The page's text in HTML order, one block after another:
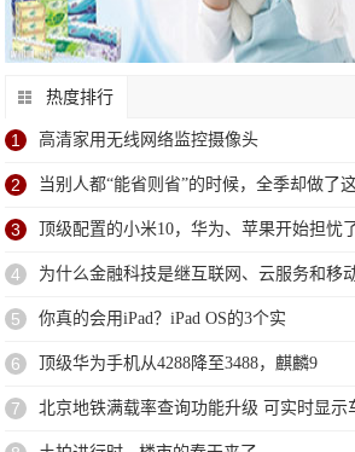
热度排行
1 高清家用无线网络监控摄像头
2 当别人都“能省则省”的时候，全季却做了
3 顶级配置的小米10，华为、苹果开始担忧
4 为什么金融科技是继互联网、云服务和移
5 你真的会用iPad？iPad OS的3个实
6 顶级华为手机从4288降至3488，麒麟9
7 北京地铁满载率查询功能升级 可实时显示